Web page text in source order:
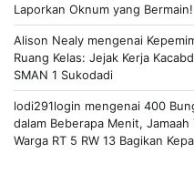
Laporkan Oknum yang Bermain!
Alison Nealy mengenai
Ruang Kelas: Jejak Kerja
SMAN 1 Sukodadi
lodi291login mengenai 400
dalam Beberapa Menit,
Warga RT 5 RW 13 Bagikan